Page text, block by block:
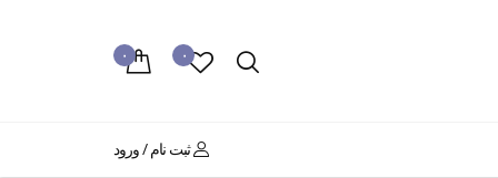
۰ ۰
ثبت نام / ورود